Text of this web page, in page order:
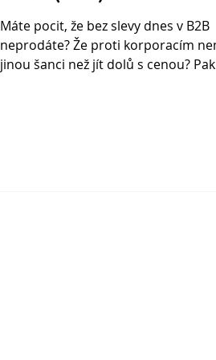
Máte pocit, že bez slevy dnes v B2B
neprodáte? Že proti korporacím
jinou šanci než jít dolů s cenou? Pak